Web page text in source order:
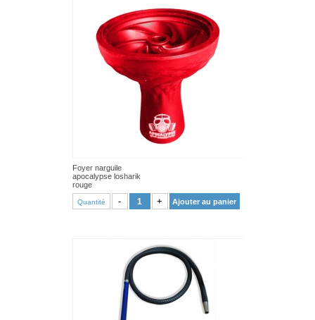
Foyer narguile
apocalypse losharik
rouge
Quantité - + Ajouter au panier